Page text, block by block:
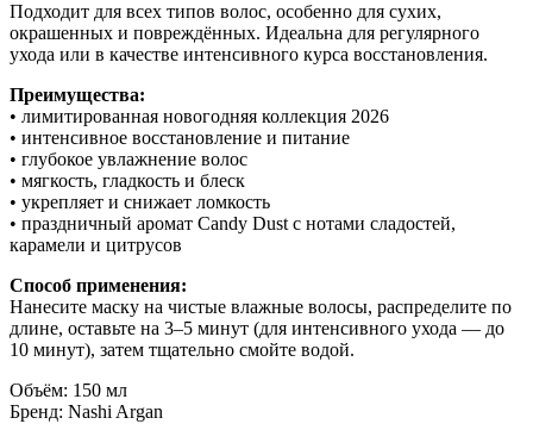
Подходит для всех типов волос, особенно для сухих,
окрашенных и повреждённых. Идеальна для регулярного
ухода или в качестве интенсивного курса восстановления.
Преимущества:
• лимитированная новогодняя коллекция 2026
• интенсивное восстановление и питание
• глубокое увлажнение волос
• мягкость, гладкость и блеск
• укрепляет и снижает ломкость
• праздничный аромат Candy Dust с нотами сладостей,
карамели и цитрусов
Способ применения:
Нанесите маску на чистые влажные волосы, распределите по
длине, оставьте на 3–5 минут (для интенсивного ухода — до
10 минут), затем тщательно смойте водой.
Объём: 150 мл
Бренд: Nashi Argan